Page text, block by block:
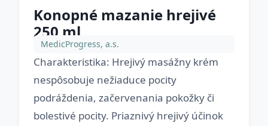
Konopné mazanie hrejivé
250 ml
MedicProgress, a.s.
Charakteristika: Hrejivý masážny krém
nespôsobuje nežiaduce pocity
podráždenia, začervenania pokožky či
bolestivé pocity. Priaznivý hrejivý účinok